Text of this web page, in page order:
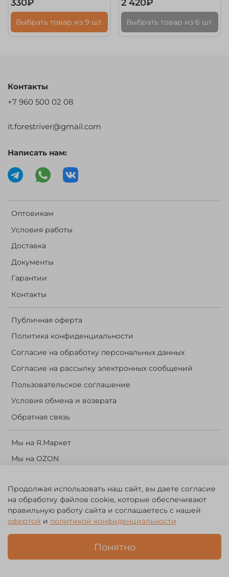
Выбрать товар из 9 шт. Выбрать товар из 6 шт.
Оптовикам
Условия работы
Доставка
Документы
Гарантии
Контакты
Публичная оферта
Политика конфиденциальности
Согласие на обработку персональных данных
Согласие на рассылку электронных сообщений
Пользовательское соглашение
Условия обмена и возврата
Обратная связь
Мы на Я.Маркет
Мы на OZON
Корзина
Контакты
+7 960 500 02 08
it.forestriver@gmail.com
Написать нам:
©️ 2014 - 2024 Forest River. Рыболовный интернет-магазин.
зн. № 756494
БИЗНЕС
Продолжая использовать наш сайт, вы даете согласие
на обработку файлов cookie, которые обеспечивают
правильную работу сайта и соглашаетесь с нашей
офертой и политикой конфиденциальности
Понятно